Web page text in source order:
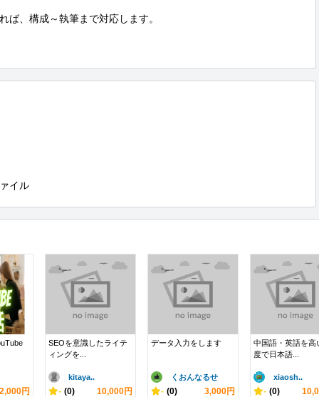
ば、構成～執筆まで対応します。
イル
2,000円
SEOを意識したライテ
ィングを...
kitaya..
- (0) 10,000円
データ入力をします
くおんなるせ
- (0) 3,000円
中国語・英語を高
度で日本語...
xiaosh..
- (0)